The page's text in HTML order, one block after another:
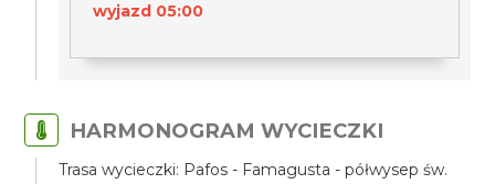
wyjazd 05:00
HARMONOGRAM WYCIECZKI
Trasa wycieczki: Pafos - Famagusta - półwysep św.